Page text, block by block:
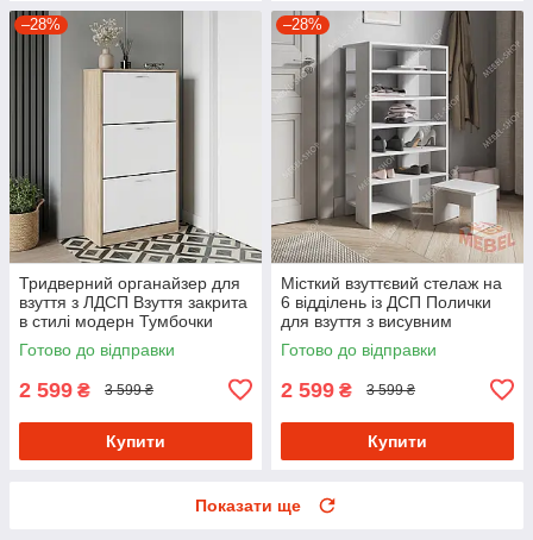
–28%
Тридверний органайзер для
взуття з ЛДСП Взуття закрита
в стилі модерн Тумбочки
взуттєві
Готово до відправки
2 599 ₴ 3 599 ₴
Купити
–28%
Місткий взуттєвий стелаж на
6 відділень із ДСП Полички
для взуття з висувним
сидінням у передпокій
Готово до відправки
2 599 ₴ 3 599 ₴
Купити
Показати ще